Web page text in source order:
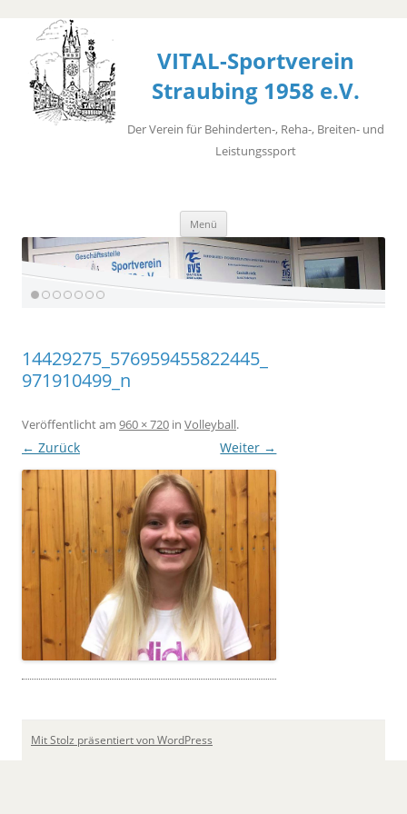
VITAL-Sportverein
Straubing 1958 e.V.
Der Verein für Behinderten-, Reha-, Breiten- und
Leistungssport
Menü
springen
14429275_576959455822445_
971910499_n
Veröffentlichtam 960 × 720 in Volleyball.
← Zurück Weiter →
Mit Stolz präsentiert von WordPress